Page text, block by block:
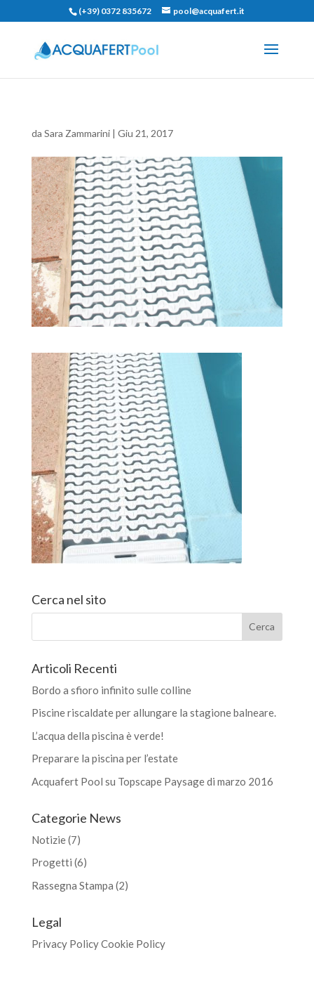
(+39) 0372 835672 pool@acquafert.it
da Sara Zammarini| Giu 21, 2017
Cerca nel sito
Articoli Recenti
Bordo a sfioro infinito sulle colline
Piscine riscaldate per allungare la stagione balneare.
L’acqua della piscina è verde!
Preparare la piscina per l’estate
Acquafert Pool su Topscape Paysage di marzo 2016
Categorie News
Notizie(7)
Progetti (6)
Rassegna Stampa (2)
Legal
Privacy PolicyCookie Policy